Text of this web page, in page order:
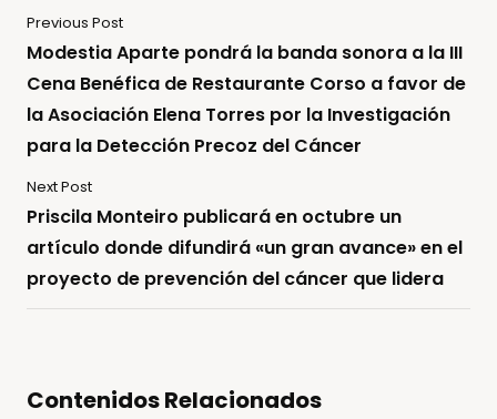
Previous Post
Modestia Aparte pondrá la banda sonora a la III
Cena Benéfica de Restaurante Corso a favor de
la Asociación Elena Torres por la Investigación
para la Detección Precoz del Cáncer
Next Post
Priscila Monteiro publicará en octubre un
artículo donde difundirá «un gran avance» en el
proyecto de prevención del cáncer que lidera
Contenidos Relacionados